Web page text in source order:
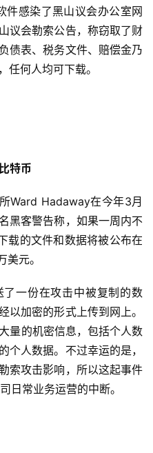
件感染了黑山议会办公室网
议会勒索公告，称窃取了财
债表、税务文件、赔偿金乃
任何人均可下载。
特币
Ward Hadaway在今年3月
黑客警告称，如果一周内不
载的文件和数据将被公布在
元。
一份在攻击中被复制的数
以加密的形式上传到网上。
量的机密信息，包括个人数
个人数据。不过幸运的是，
索攻击影响，所以这起事件
日常业务运营的中断。